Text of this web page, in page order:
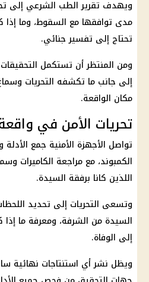
ويهدف تقرير الطب الشرعي إلى
مدى توافقها مع السقوط، وما إذا
تحتاج إلى تفسير جنائي.
ومن المنتظر أن تستكمل التحقيقات
إلى جانب ما تكشفه التحريات
مكان الواقعة.
تحريات الأمن في
تواصل الأجهزة الأمنية جمع
الكمبوند، مع مراجعة الكاميرات
اللذين كانا برفقة السيدة.
وتسعى التحريات إلى تحديد
السيدة من الشرفة، ومعرفة ما
إلى الوفاة.
ويظل نشر أي استنتاجات نهائية